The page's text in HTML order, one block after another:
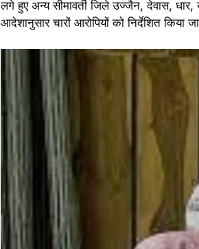
लगे हुए अन्य सीमावर्ती जिले उज्जैन, देवास,
आदेशानुसार चारों आरोपियों को निर्देशित किया